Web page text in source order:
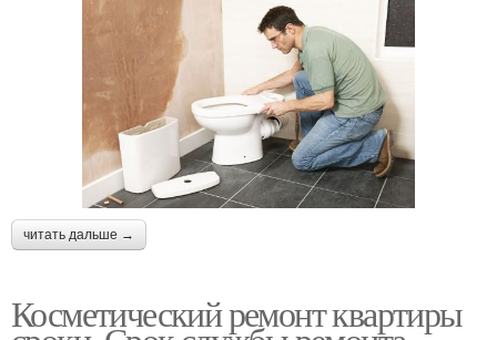
читать дальше →
Косметический ремонт квартиры